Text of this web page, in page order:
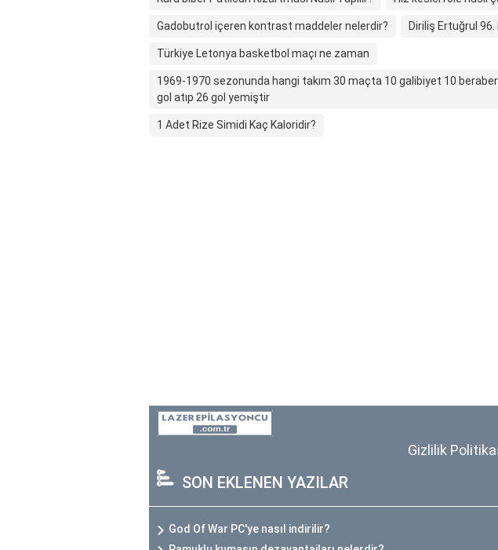
Gadobutrol içeren kontrast maddeler nelerdir? Diriliş Ertuğrul
Türkiye Letonya basketbol maçı ne zaman
1969-1970 sezonunda hangi takım 30 maçta 10 galibiyet 10
gol atıp 26 gol yemiştir
1 Adet Rize Simidi Kaç Kaloridir?
Gizlilik
SON EKLENEN YAZILAR
God Of War PC'ye nasıl indirilir?